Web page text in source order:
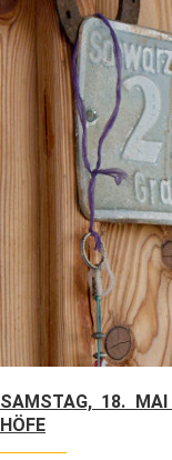
SAMSTAG, 18. MAI
HÖFE